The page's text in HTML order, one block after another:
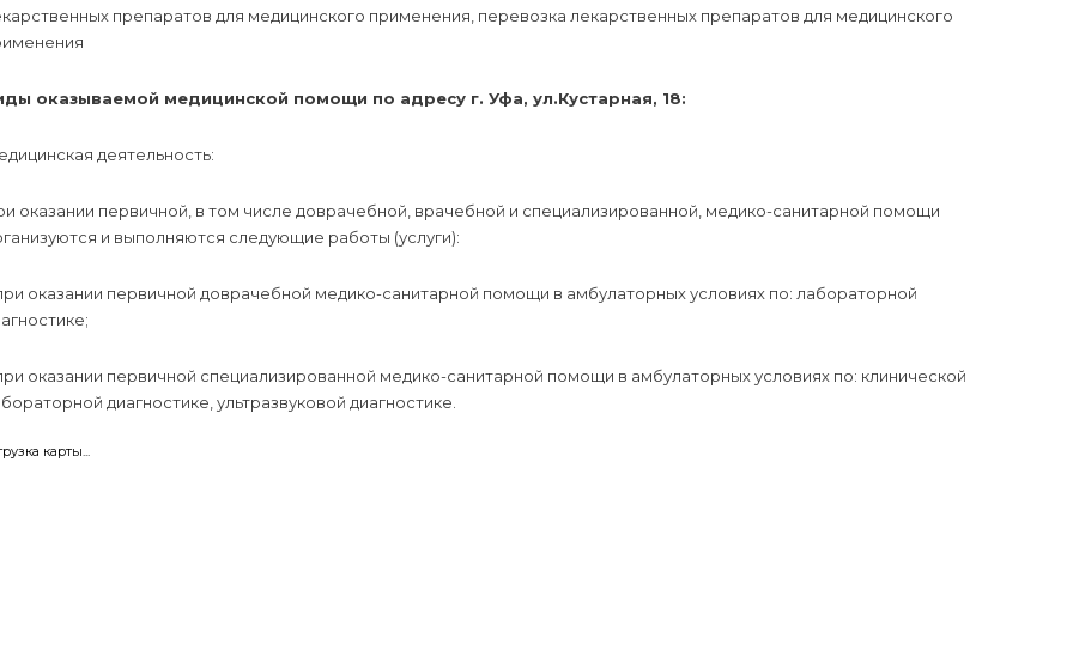
препаратов для медицинского применения, перевозка лекарственных препаратов для медицинского
оказываемой медицинской помощи по адресу г. Уфа, ул.Кустарная, 18:
деятельность:
оказании первичной, в том числе доврачебной, врачебной и специализированной, медико-санитарной помощи
и выполняются следующие работы (услуги):
оказании первичной доврачебной медико-санитарной помощи в амбулаторных условиях по: лабораторной
оказании первичной специализированной медико-санитарной помощи в амбулаторных условиях по: клинической
диагностике, ультразвуковой диагностике.
карты...